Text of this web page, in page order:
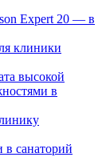
Expert 20 — в
клиники
высокой
в
в санаторий